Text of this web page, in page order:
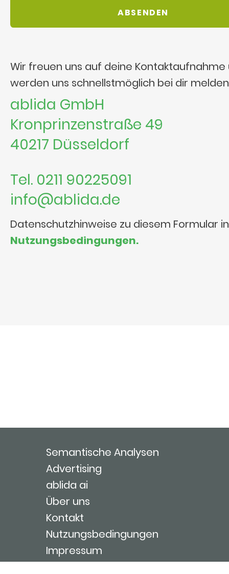
Wir freuen uns auf deine Kontaktaufnahme
werden uns schnellstmöglich bei dir
ablida GmbH
Kronprinzenstraße 49
40217 Düsseldorf
Tel. 0211 90225091
info@ablida.de
Datenschutzhinweise zu diesem Formular
Nutzungsbedingungen.
Semantische Analysen
Advertising
ablida ai
Über uns
Kontakt
Nutzungsbedingungen
Impressum